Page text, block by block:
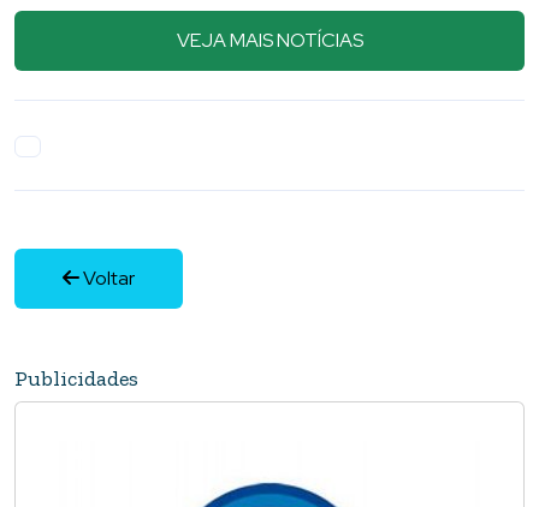
VEJA MAIS NOTÍCIAS
Voltar
Publicidades